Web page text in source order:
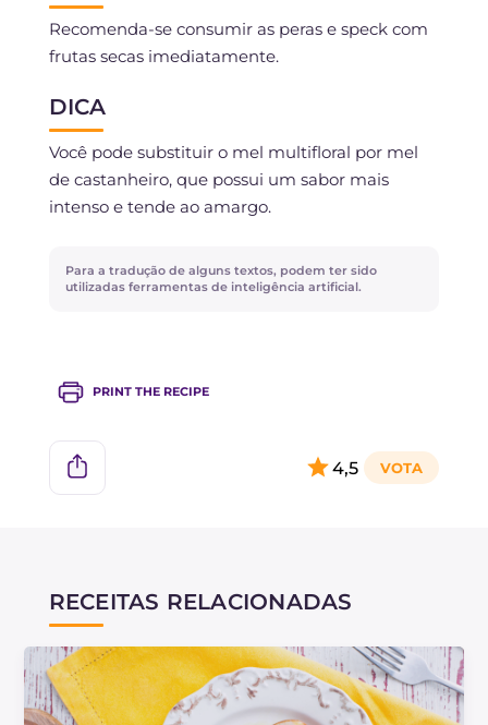
Recomenda-se consumir as peras e speck com
frutas secas imediatamente.
DICA
Você pode substituir o mel multifloral por mel
de castanheiro, que possui um sabor mais
intenso e tende ao amargo.
Para a tradução de alguns textos, podem ter sido
utilizadas ferramentas de inteligência artificial.
PRINT THE RECIPE
4,5
RECEITAS RELACIONADAS